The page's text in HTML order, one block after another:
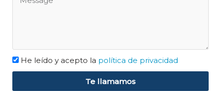
He leído y acepto la política de privacidad
Te llamamos